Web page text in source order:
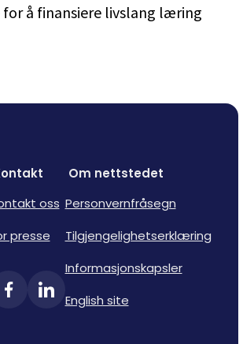
å finansiere livslang læring
oss
presse
Om nettstedet
Personvernfråsegn
Tilgjengelighetserklæring
Informasjonskapsler
English site